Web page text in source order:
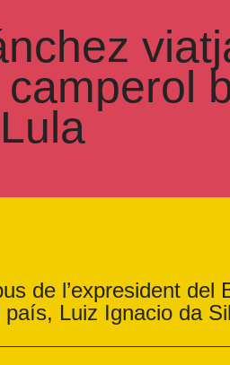
de l’expresident
país, Luiz Ignacio da